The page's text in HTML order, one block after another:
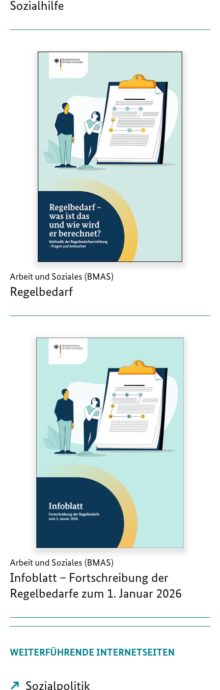
Sozialhilfe
Arbeit und Soziales (BMAS)
Regelbedarf
Arbeit und Soziales (BMAS)
Infoblatt – Fortschreibung der
Regelbedarfe zum 1. Januar 2026
WEITERFÜHRENDE INTERNETSEITEN
Sozialpolitik